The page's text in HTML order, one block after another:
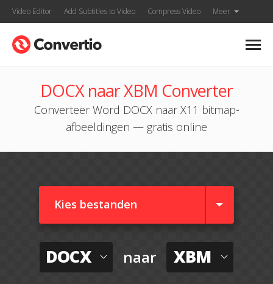
Video Editor Add Subtitles to Video Compress Video Meer
DOCX naar XBM Converter
Converteer Word DOCX naar X11 bitmap-
afbeeldingen — gratis online
Kies bestanden
DOCX naar XBM